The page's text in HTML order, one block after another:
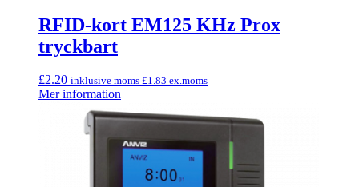
RFID-kort EM125 KHz Prox
tryckbart
£2.20 inklusive moms £1.83 ex.moms
Mer information